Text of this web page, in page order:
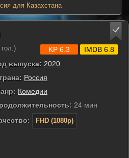
для Казахстана
гол.)
выпуска: 2020
Россия
Комедии
24 мин
FHD (1080p)
KP 6.3 IMDB 6.8